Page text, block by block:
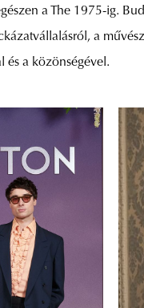
a The 1975-ig.
a
és a közönségével.